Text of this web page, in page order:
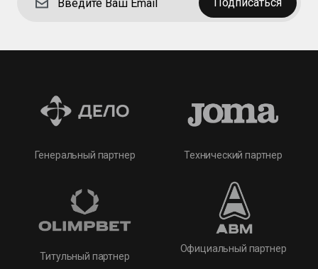
Генеральный партнер
Титульный партнер
Технический партнер
Официальный партнер